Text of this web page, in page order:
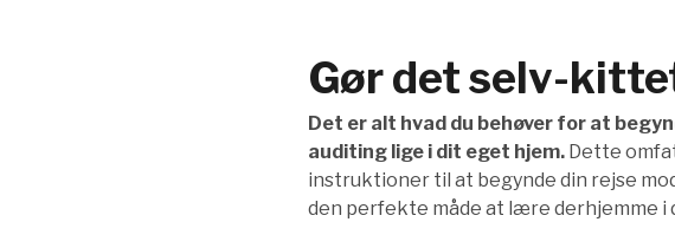
Gør det selv-
Det er alt hvad du behøver for at
auditing lige i dit eget hjem.Dette
instruktioner til at begynde din rejse
den perfekte måde at lære derhjemme i